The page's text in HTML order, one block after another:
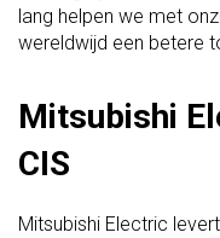
lang helpen we met
wereldwijd een betere
Mitsubishi
CIS
Mitsubishi Electric